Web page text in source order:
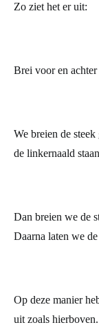
Zo ziet het er uit:
Brei voor en achter
We breien de
de linkernaald
Dan breien we de
Daarna laten we
Op deze manier
uit zoals hierboven.